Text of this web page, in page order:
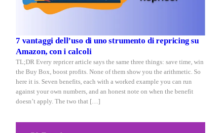
7 vantaggi dell’uso di uno strumento di repricing su
Amazon, con i calcoli
TL;DR Every repricer article says the same three things: save time, win
the Buy Box, boost profits. None of them show you the arithmetic. So
here it is. Seven benefits, each with a worked example you can run
against your own numbers, and an honest note on when the benefit
doesn’t apply. The two that […]